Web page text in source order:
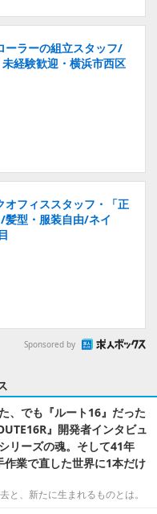
ーラーの組立スタッフ/
経験歓迎・横浜市西区
オフィススタッフ・「正
型・服装自由/ネイ
Sponsored by
、でも『ルート16』だった
』開発者インタビュ
リーズの魂。そして41年
業で直した世界に1本だけ
と、新たに生まれるものとは。